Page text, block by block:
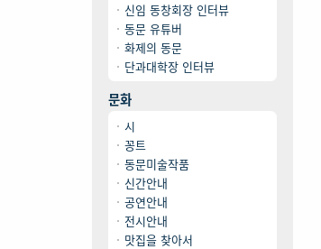
신임 동창회장 인터뷰
동문 유튜버
화제의 동문
단과대학장 인터뷰
문화
시
꽁트
동문미술작품
신간안내
공연안내
전시안내
맛집을 찾아서